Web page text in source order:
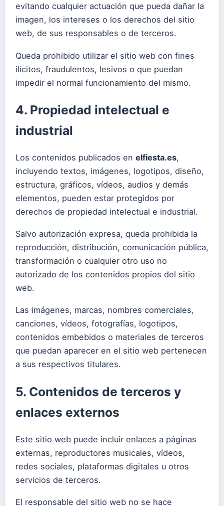
evitando cualquier actuación que pueda dañar la
imagen, los intereses o los derechos del sitio
web, de sus responsables o de terceros.
Queda prohibido utilizar el sitio web con fines
ilícitos, fraudulentos, lesivos o que puedan
impedir el normal funcionamiento del mismo.
4. Propiedad intelectual e
industrial
Los contenidos publicados en elfiesta.es,
incluyendo textos, imágenes, logotipos, diseño,
estructura, gráficos, vídeos, audios y demás
elementos, pueden estar protegidos por
derechos de propiedad intelectual e industrial.
Salvo autorización expresa, queda prohibida la
reproducción, distribución, comunicación pública,
transformación o cualquier otro uso no
autorizado de los contenidos propios del sitio
web.
Las imágenes, marcas, nombres comerciales,
canciones, vídeos, fotografías, logotipos,
contenidos embebidos o materiales de terceros
que puedan aparecer en el sitio web pertenecen
a sus respectivos titulares.
5. Contenidos de terceros y
enlaces externos
Este sitio web puede incluir enlaces a páginas
externas, reproductores musicales, vídeos,
redes sociales, plataformas digitales u otros
servicios de terceros.
El responsable del sitio web no se hace